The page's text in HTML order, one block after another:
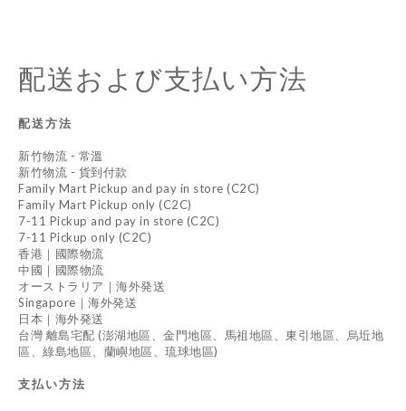
配送および支払い方法
配送方法
新竹物流 - 常溫
新竹物流 - 貨到付款
Family Mart Pickup and pay in store (C2C)
Family Mart Pickup only (C2C)
7-11 Pickup and pay in store (C2C)
7-11 Pickup only (C2C)
香港｜國際物流
中國｜國際物流
オーストラリア｜海外発送
Singapore｜海外発送
日本｜海外発送
台灣 離島宅配 (澎湖地區、金門地區、馬祖地區、東引地區、烏坵地
區、綠島地區、蘭嶼地區、琉球地區)
支払い方法